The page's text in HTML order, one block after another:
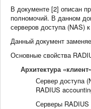
В документе [2] описан
полномочий. В данном
серверов доступа (NAS)
Данный документ
Основные свойства
Архитектура
Сервер доступа
RADIUS
Серверы RADIUS